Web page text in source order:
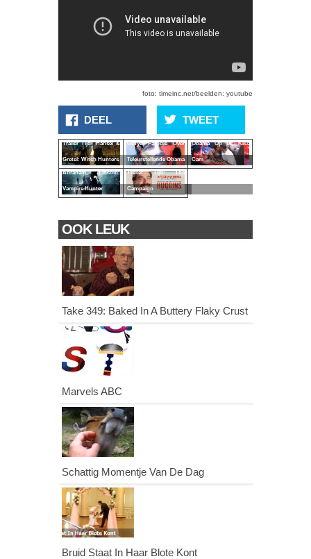
foto: timeinc.net/beelden: youtube
DEEL TWEET
Trailer Tijd: Hansel &
Gretel: Witch Hunters
Gotye Parodie Over
Teleurstellende Obama
Obama Op De Kiss
Cam
Abraham Lincoln:
Vampire Hunter
Trailer Tijd: The
Campaign
OOK LEUK
Take 349: Baked In A Buttery Flaky Crust
Marvels ABC
Schattig Momentje Van De Dag
Bruid Staat In Haar Blote Kont